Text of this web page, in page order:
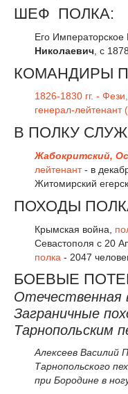
ШЕФ ПОЛКА:
Его Императорское
Николаевич , с
КОМАНДИРЫ
1826-1830 гг. -
генерал-лейтенант
В ПОЛКУ
Жабокритский,
лейтенант- в
Житомирский
ПОХОДЫ
Крымская война,
Севастополя с 20
полка - 2047
БОЕВЫЕ
Отечественная
Заграничные
Тарнопольским
Алексеев Василий
Тарнопольского
при Бородине в